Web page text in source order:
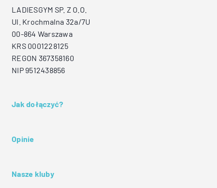
LADIESGYM SP. Z O.O.
Ul. Krochmalna 32a/7U
00-864 Warszawa
KRS 0001228125
REGON 367358160
NIP 9512438856
Jak dołączyć?
Opinie
Nasze kluby